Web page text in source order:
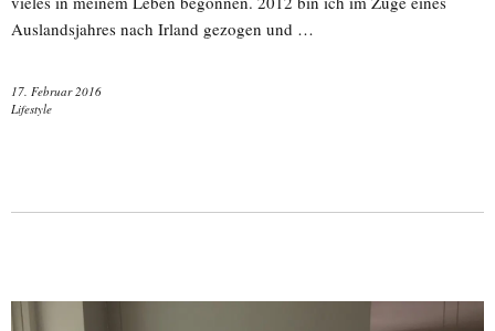
Auslandsjahres nach Irland gezogen und …
17. Februar 2016
Lifestyle